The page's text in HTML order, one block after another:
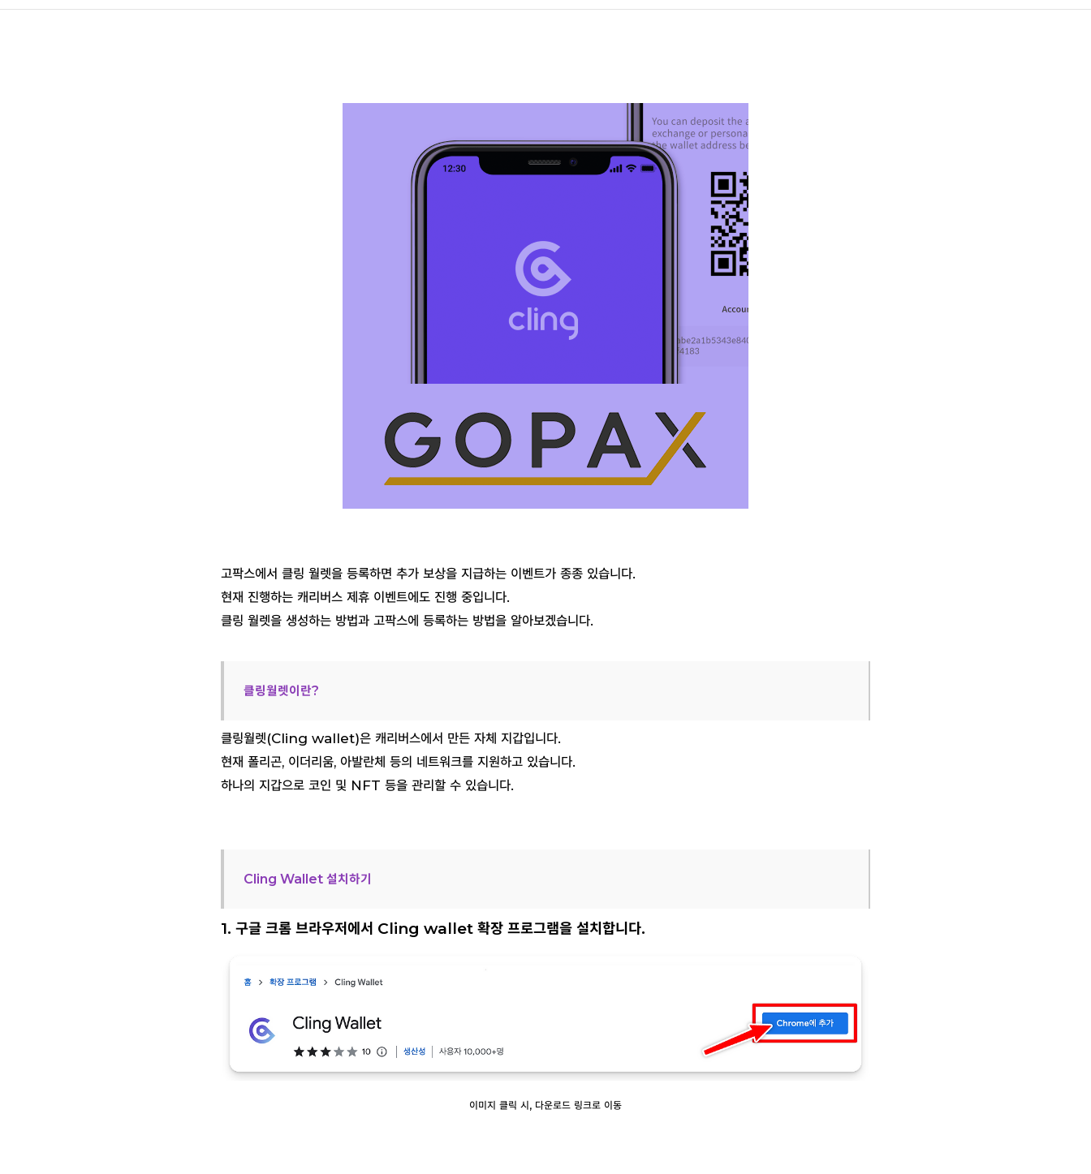
고팍스에서 클링 월렛을 등록하면 추가 보상을 지급하는 이벤트가 종종 있습니다.
현재 진행하는 캐리버스 제휴 이벤트에도 진행 중입니다.
클링 월렛을 생성하는 방법과 고팍스에 등록하는 방법을 알아보겠습니다.
클링월렛이란?
클링월렛(Cling wallet)은 캐리버스에서 만든 자체 지갑입니다.
현재 폴리곤, 이더리움, 아발란체 등의 네트워크를 지원하고 있습니다.
하나의 지갑으로 코인 및 NFT 등을 관리할 수 있습니다.
Cling Wallet 설치하기
1. 구글 크롬 브라우저에서 Cling wallet 확장 프로그램을 설치합니다.
이미지 클릭 시, 다운로드 링크로 이동